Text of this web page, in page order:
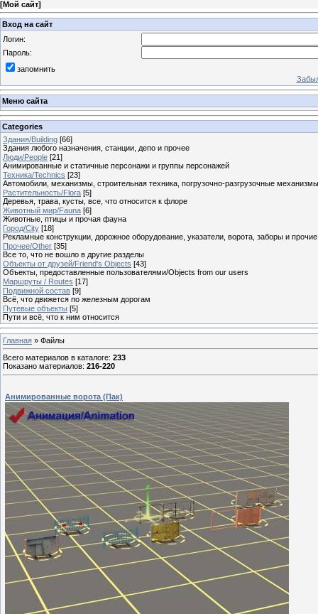
[Мой сайт]
Вход на сайт
Логин:
Пароль:
запомнить
Меню сайта
Categories
Здания/Building [66]
Здания любого назначения, станции, депо и прочее
Люди/People [21]
Анимированные и статичные персонажи и группы персонажей
Техника/Technics [23]
Автомобили, механизмы, строительная техника, погрузочно-разгрузочные
Растительность/Flora [5]
Деревья, трава, кусты, все, что относится к флоре
Животный мир/Fauna [6]
Животные, птицы и прочая фауна
Город/City [18]
Рекламные конструкции, дорожное оборудование, указатели, ворота, заборы и
Прочее/Other [35]
Все то, что не вошло в другие разделы
Объекты от друзей/Friend's Objects [43]
Объекты, предоставленные пользователями/Objects from our users
Маршруты / Routes [17]
Подвижной состав [9]
Всё, что движется по железным дорогам
Путевые объекты [5]
Пути и всё, что к ним относится
Главная » Файлы
Всего материалов в каталоге: 233
Показано материалов: 216-220
Анимированные ворота (Пак)